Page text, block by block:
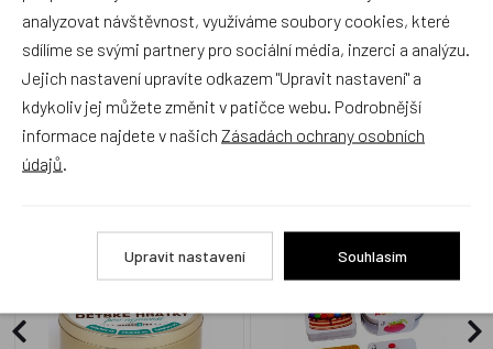
Zboží se stejným motivem
Český výrobek Český výrobek
analyzovat návštěvnost, využíváme soubory cookies, které
sdílíme se svými partnery pro sociální média, inzerci a analýzu.
Jejich nastavení upravíte odkazem "Upravit nastavení" a
kdykoliv jej můžete změnit v patičce webu. Podrobnější
informace najdete v našich Zásadách ochrany osobních
údajů
Upravit nastavení Souhlasím